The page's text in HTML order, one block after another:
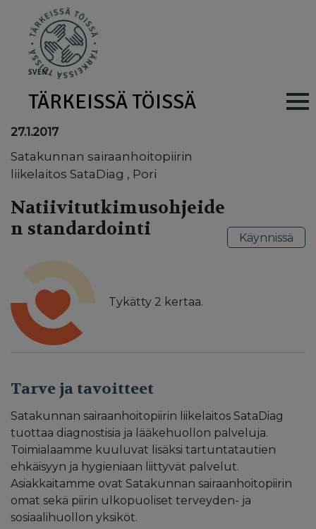
SVEN
TÄRKEISSÄ TÖISSÄ Main
27.1.2017
Satakunnan sairaanhoitopiirin
liikelaitos SataDiag , Pori
Natiivitutkimusohjeide
n standardointi
Tykätty 2 kertaa.
Käynnissä
Tarve ja tavoitteet
Satakunnan sairaanhoitopiirin liikelaitos SataDiag
tuottaa diagnostisia ja lääkehuollon palveluja.
Toimialaamme kuuluvat lisäksi tartuntatautien
ehkäisyyn ja hygieniaan liittyvät palvelut.
Asiakkaitamme ovat Satakunnan sairaanhoitopiirin
omat sekä piirin ulkopuoliset terveyden- ja
sosiaalihuollon yksiköt.